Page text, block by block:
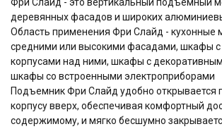
деревянных фасадов и широких
Область применения Фри Слайд - кухонные
средними или высокими фасадами, шкафы с
корпусами над ними, шкафы с
шкафы со встроенными электроприборами
Подъемник Фри Слайд удобно открывается
корпусу вверх, обеспечивая комфортный
содержимому, и мягко бесшумно